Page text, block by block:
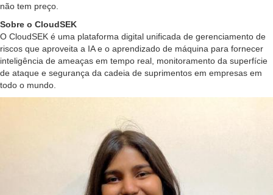
não tem preço.
Sobre o CloudSEK
O CloudSEK é uma plataforma digital unificada de gerenciamento de
riscos que aproveita a IA e o aprendizado de máquina para fornecer
inteligência de ameaças em tempo real, monitoramento da superfície
de ataque e segurança da cadeia de suprimentos em empresas em
todo o mundo.